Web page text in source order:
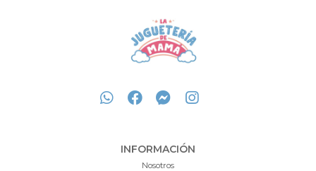
INFORMACIÓN
Nosotros